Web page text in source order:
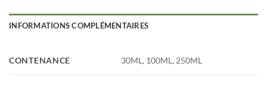
INFORMATIONS COMPLÉMENTAIRES
CONTENANCE 30ML, 100ML, 250ML